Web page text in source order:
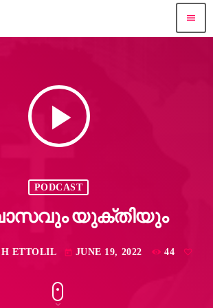
menu
play_arrow
PODCAST
യുക്തിയും
ETTOLIL today JUNE 19, 2022 44